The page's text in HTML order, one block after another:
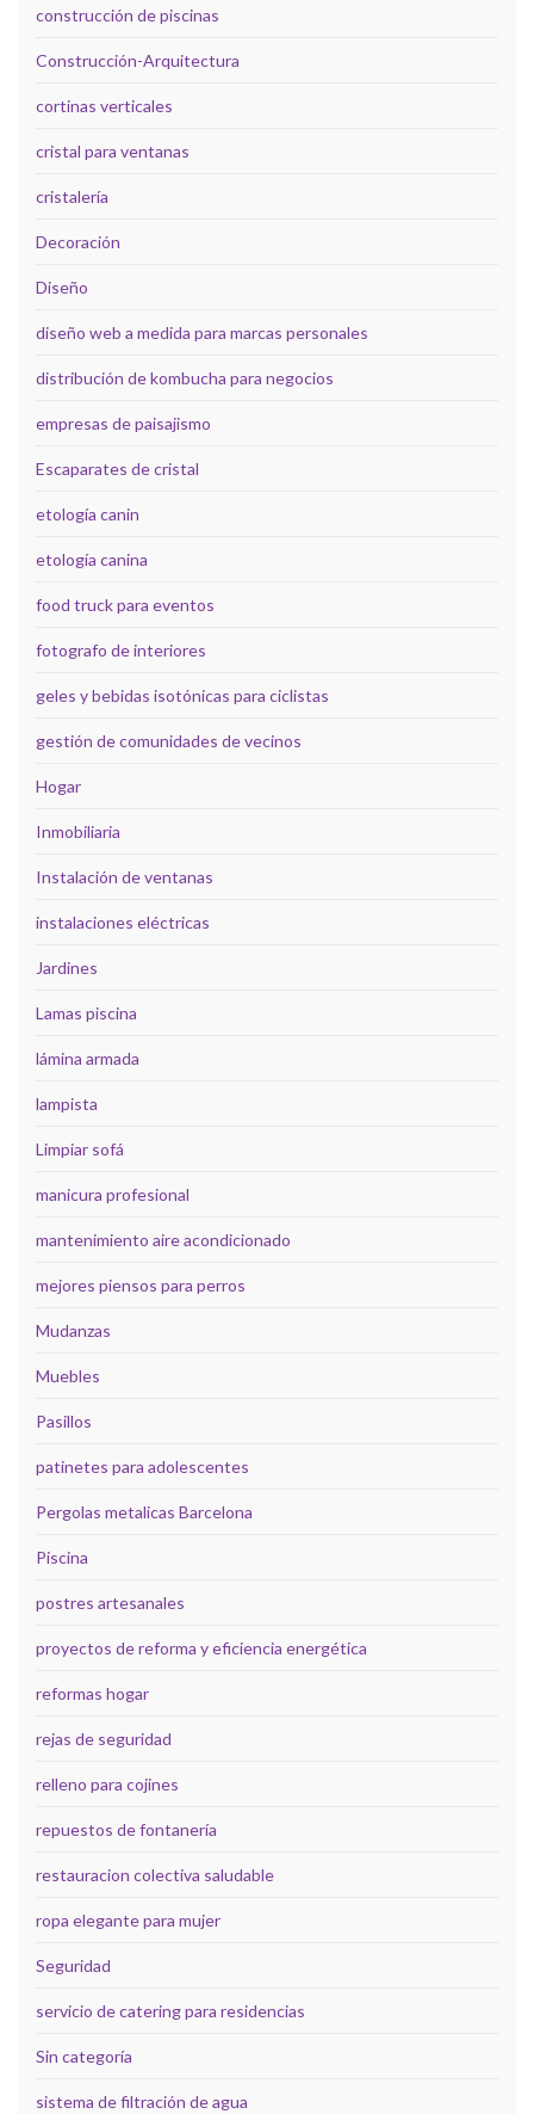
construcción de piscinas
Construcción-Arquitectura
cortinas verticales
cristal para ventanas
cristalería
Decoración
Diseño
diseño web a medida para marcas personales
distribución de kombucha para negocios
empresas de paisajismo
Escaparates de cristal
etología canin
etología canina
food truck para eventos
fotografo de interiores
geles y bebidas isotónicas para ciclistas
gestión de comunidades de vecinos
Hogar
Inmobiliaria
Instalación de ventanas
instalaciones eléctricas
Jardines
Lamas piscina
lámina armada
lampista
Limpiar sofá
manicura profesional
mantenimiento aire acondicionado
mejores piensos para perros
Mudanzas
Muebles
Pasillos
patinetes para adolescentes
Pergolas metalicas Barcelona
Piscina
postres artesanales
proyectos de reforma y eficiencia energética
reformas hogar
rejas de seguridad
relleno para cojines
repuestos de fontanería
restauracion colectiva saludable
ropa elegante para mujer
Seguridad
servicio de catering para residencias
Sin categoría
sistema de filtración de agua